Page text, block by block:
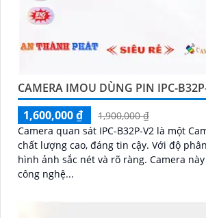
CAMERA IMOU DÙNG PIN IPC-
1,600,000 ₫
1,900,000 ₫
Camera quan sát IPC-B32P-V2 là một
chất lượng cao, đáng tin cậy. Với độ phân giải Ultra 2k lite,
hình ảnh sắc nét và rõ ràng. Camera này được trang bị
công nghệ...